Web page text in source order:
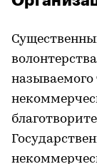
называемого